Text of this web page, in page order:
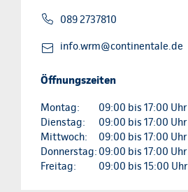
089 2737810
info.wrm@continentale.de
Öffnungszeiten
Montag:
09:00 bis 17:00 Uhr
Dienstag:
09:00 bis 17:00 Uhr
Mittwoch:
09:00 bis 17:00 Uhr
Donnerstag: 09:00 bis 17:00 Uhr
Freitag:
09:00 bis 15:00 Uhr